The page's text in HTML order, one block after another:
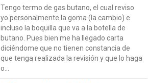
Tengo termo de gas butano, el cual reviso
yo personalmente la goma (la cambio) e
incluso la boquilla que va a la botella de
butano. Pues bien me ha llegado carta
diciéndome que no tienen constancia de
que tenga realizada la revisión y que lo haga
o...